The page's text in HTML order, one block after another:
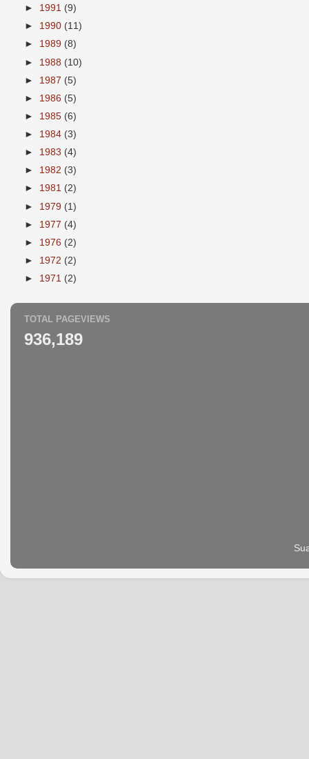
► 1991 (9)
► 1990 (11)
► 1989 (8)
► 1988 (10)
► 1987 (5)
► 1986 (5)
► 1985 (6)
► 1984 (3)
► 1983 (4)
► 1982 (3)
► 1981 (2)
► 1979 (1)
► 1977 (4)
► 1976 (2)
► 1972 (2)
► 1971 (2)
TOTAL PAGEVIEWS
936,189